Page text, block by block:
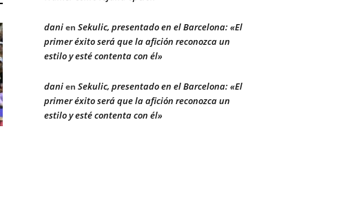
danien Sekulic, presentado en el Barcelona: «El
primer éxito será que la afición reconozca un
estilo y esté contenta con él»
danien Sekulic, presentado en el Barcelona: «El
primer éxito será que la afición reconozca un
estilo y esté contenta con él»